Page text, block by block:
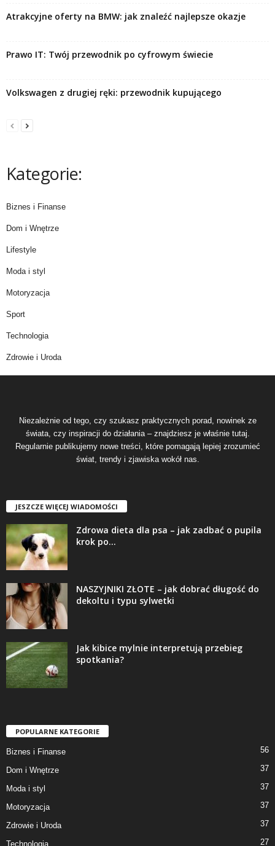
Atrakcyjne oferty na BMW: jak znaleźć najlepsze okazje
Prawo IT: Twój przewodnik po cyfrowym świecie
Volkswagen z drugiej ręki: przewodnik kupującego
Kategorie:
Biznes i Finanse
Dom i Wnętrze
Lifestyle
Moda i styl
Motoryzacja
Sport
Technologia
Zdrowie i Uroda
Niezależnie od tego, czy szukasz praktycznych porad, nowinek ze
świata, czy inspiracji do działania – znajdziesz je właśnie tutaj.
Regularnie publikujemy nowe treści, które pomagają lepiej zrozumieć
świat, trendy i zjawiska wokół nas.
JESZCZE WIĘCEJ WIADOMOŚCI
Zdrowa dieta dla psa – jak zadbać o pupila
krok po...
NASZYJNIKI ZŁOTE – jak dobrać długość do
dekoltu i typu sylwetki
Jak kibice mylnie interpretują przebieg
spotkania?
POPULARNE KATEGORIE
Biznes i Finanse 56
Dom i Wnętrze 37
Moda i styl 37
Motoryzacja 37
Zdrowie i Uroda 37
Technologia 27